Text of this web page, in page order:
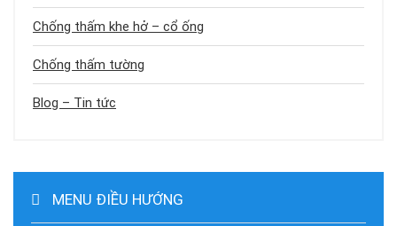
Chống thấm khe hở – cổ ống
Chống thấm tường
Blog – Tin tức
MENU ĐIỀU HƯỚNG